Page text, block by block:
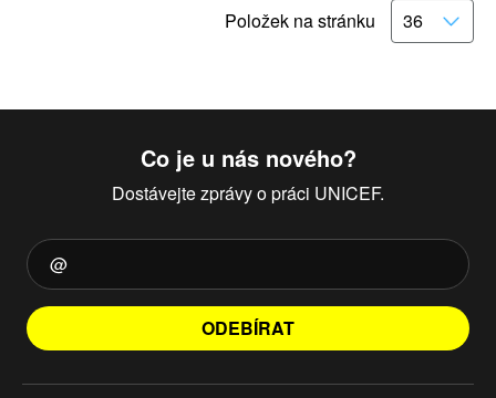
Položek na stránku
Co je u nás nového?
Dostávejte zprávy o práci UNICEF.
ODEBÍRAT